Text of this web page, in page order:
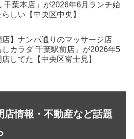
千葉本店」が2026年6月ランチ始
しい【中央区中央】
店】ナンパ通りのマッサージ店
しカラダ 千葉駅前店」が2026年5
店してた【中央区富士見】
店情報・不動産など話題